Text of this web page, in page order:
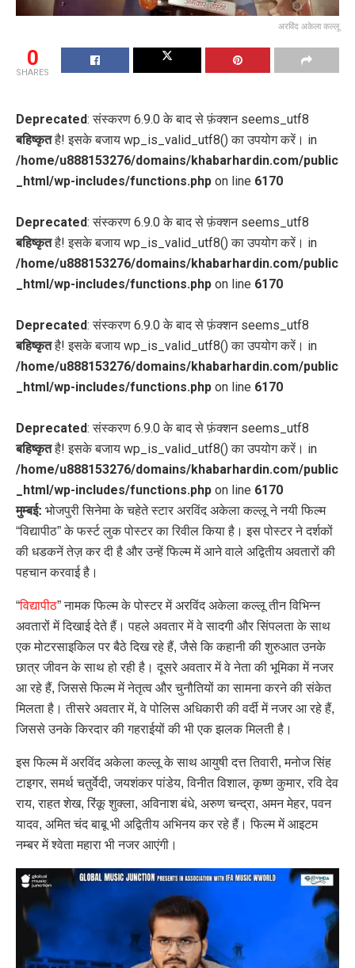
अरविंद अकेला कल्लू
0
SHARES
Deprecated: संस्करण 6.9.0 के बाद से फ़ंक्शन seems_utf8
बहिष्कृतहै! इसके बजाय wp_is_valid_utf8() का उपयोग करें। in
/home/u888153276/domains/khabarhardin.com/public
_html/wp-includes/functions.php on line 6170
Deprecated: संस्करण 6.9.0 के बाद से फ़ंक्शन seems_utf8
बहिष्कृतहै! इसके बजाय wp_is_valid_utf8() का उपयोग करें। in
/home/u888153276/domains/khabarhardin.com/public
_html/wp-includes/functions.php on line 6170
Deprecated: संस्करण 6.9.0 के बाद से फ़ंक्शन seems_utf8
बहिष्कृतहै! इसके बजाय wp_is_valid_utf8() का उपयोग करें। in
/home/u888153276/domains/khabarhardin.com/public
_html/wp-includes/functions.php on line 6170
Deprecated: संस्करण 6.9.0 के बाद से फ़ंक्शन seems_utf8
बहिष्कृतहै! इसके बजाय wp_is_valid_utf8() का उपयोग करें। in
/home/u888153276/domains/khabarhardin.com/public
_html/wp-includes/functions.php on line 6170
मुम्बई: भोजपुरी सिनेमा के चहेते स्टार अरविंद अकेला कल्लू ने नयी फिल्म
“विद्यापीठ” के फर्स्ट लुक पोस्टर का रिवील किया है। इस पोस्टर ने दर्शकों
की धडकनें तेज़ कर दी है और उन्हें फिल्म में आने वाले अद्वितीय अवतारों की
पहचान करवाई है।
“विद्यापीठ” नामक फिल्म के पोस्टर में अरविंद अकेला कल्लू तीन विभिन्न
अवतारों में दिखाई देते हैं। पहले अवतार में वे सादगी और सिंपलता के साथ
एक मोटरसाइकिल पर बैठे दिख रहे हैं, जैसे कि कहानी की शुरुआत उनके
छात्र जीवन के साथ हो रही है। दूसरे अवतार में वे नेता की भूमिका में नजर
आ रहे हैं, जिससे फिल्म में नेतृत्व और चुनौतियों का सामना करने की संकेत
मिलता है। तीसरे अवतार में, वे पोलिस अधिकारी की वर्दी में नजर आ रहे हैं,
जिससे उनके किरदार की गहराईयों की भी एक झलक मिलती है।
इस फिल्म में अरविंद अकेला कल्लू के साथ आयुषी दत्त तिवारी, मनोज सिंह
टाइगर, समर्थ चतुर्वेदी, जयशंकर पांडेय, विनीत विशाल, कृष्ण कुमार, रवि देव
राय, राहत शेख, रिंकू शुक्ला, अविनाश बंधे, अरुण चन्द्रा, अमन मेहर, पवन
यादव, अमित चंद बाबू भी अद्वितीय अभिनय कर रहे हैं। फिल्म में आइटम
नम्बर में श्वेता महारा भी नजर आएंगी।